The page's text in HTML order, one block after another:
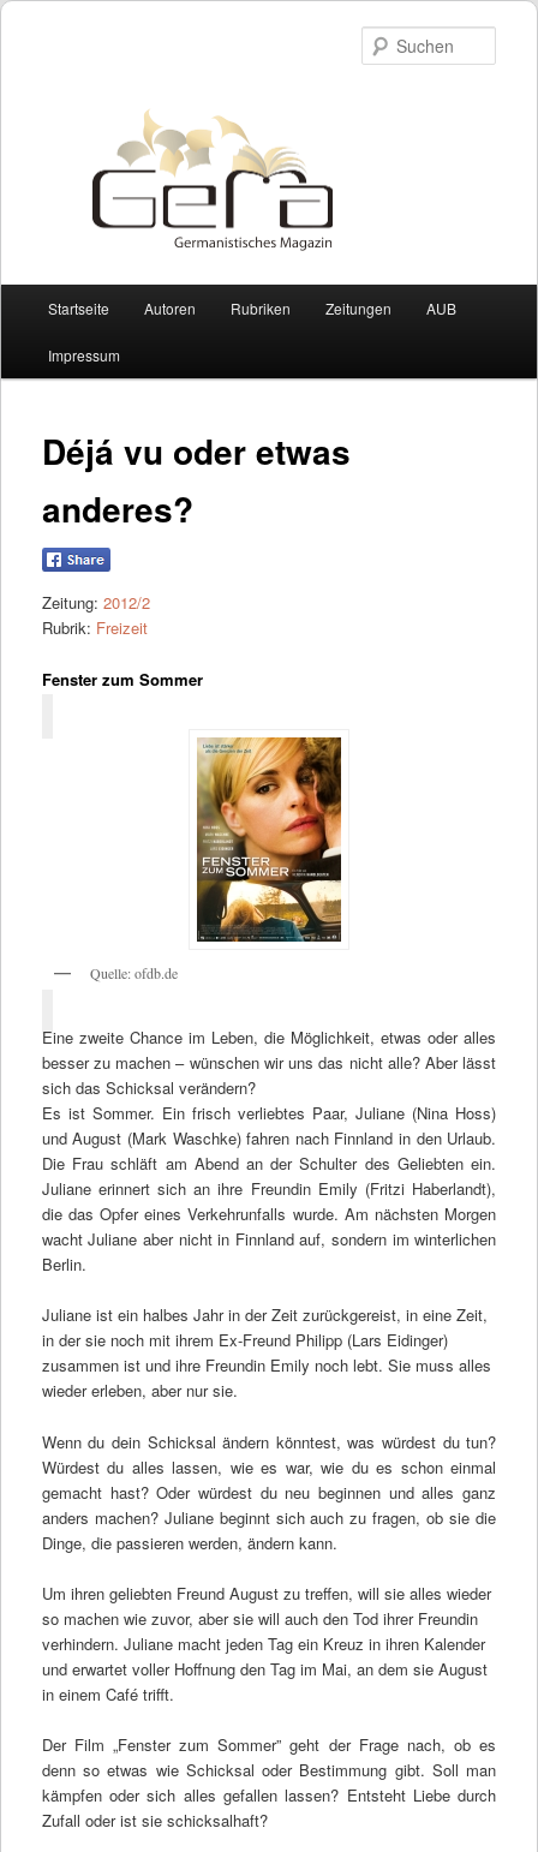
Zum Inhalt wechseln
Zum sekundären Inhalt wechseln
Startseite Autoren Rubriken Zeitungen AUB
Impressum
Déjá vu oder etwas
anderes?
Zeitung: 2012/2
Rubrik: Freizeit
Fenster zum Sommer
Quelle: ofdb.de
Eine zweite Chance im Leben, die Möglichkeit, etwas oder alles
besser zu machen – wünschen wir uns das nicht alle? Aber lässt
sich das Schicksal verändern?
Es ist Sommer. Ein frisch verliebtes Paar, Juliane (Nina Hoss)
und August (Mark Waschke) fahren nach Finnland in den Urlaub.
Die Frau schläft am Abend an der Schulter des Geliebten ein.
Juliane erinnert sich an ihre Freundin Emily (Fritzi Haberlandt),
die das Opfer eines Verkehrunfalls wurde. Am nächsten Morgen
wacht Juliane aber nicht in Finnland auf, sondern im winterlichen
Berlin.
Juliane ist ein halbes Jahr in der Zeit zurückgereist, in eine Zeit,
in der sie noch mit ihrem Ex-Freund Philipp (Lars Eidinger)
zusammen ist und ihre Freundin Emily noch lebt. Sie muss alles
wieder erleben, aber nur sie.
Wenn du dein Schicksal ändern könntest, was würdest du tun?
Würdest du alles lassen, wie es war, wie du es schon einmal
gemacht hast? Oder würdest du neu beginnen und alles ganz
anders machen? Juliane beginnt sich auch zu fragen, ob sie die
Dinge, die passieren werden, ändern kann.
Um ihren geliebten Freund August zu treffen, will sie alles wieder
so machen wie zuvor, aber sie will auch den Tod ihrer Freundin
verhindern. Juliane macht jeden Tag ein Kreuz in ihren Kalender
und erwartet voller Hoffnung den Tag im Mai, an dem sie August
in einem Café trifft.
Der Film „Fenster zum Sommer” geht der Frage nach, ob es
denn so etwas wie Schicksal oder Bestimmung gibt. Soll man
kämpfen oder sich alles gefallen lassen? Entsteht Liebe durch
Zufall oder ist sie schicksalhaft?